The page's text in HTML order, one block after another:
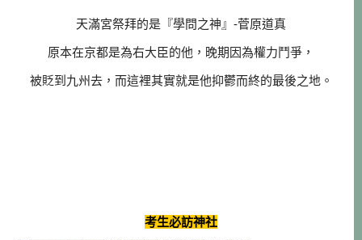
天滿宮祭拜的是『學問之神』-菅原道真
原本在京都是為右大臣的他，晚期因為權力鬥爭，
被貶到九州去，而這裡其實就是他抑鬱而終的最後之地。
考生必訪神社